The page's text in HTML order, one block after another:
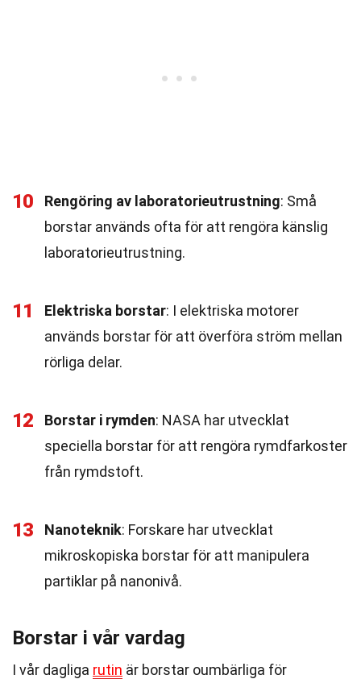
10 Rengöring av laboratorieutrustning: Små
borstar används ofta för att rengöra känslig
laboratorieutrustning.
11 Elektriska borstar: I elektriska motorer
används borstar för att överföra ström mellan
rörliga delar.
12 Borstar i rymden: NASA har utvecklat
speciella borstar för att rengöra rymdfarkoster
från rymdstoft.
13 Nanoteknik: Forskare har utvecklat
mikroskopiska borstar för att manipulera
partiklar på nanonivå.
Borstar i vår vardag
I vår dagliga rutin är borstar oumbärliga för